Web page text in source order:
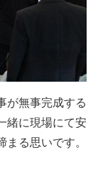
が無事完成する
緒に現場にて安
る思いです。